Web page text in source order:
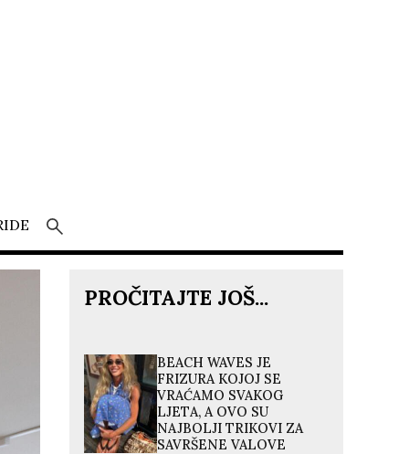
PROČITAJTE JOŠ...
BEACH WAVES JE
FRIZURA KOJOJ SE
VRAĆAMO SVAKOG
LJETA, A OVO SU
NAJBOLJI TRIKOVI ZA
SAVRŠENE VALOVE